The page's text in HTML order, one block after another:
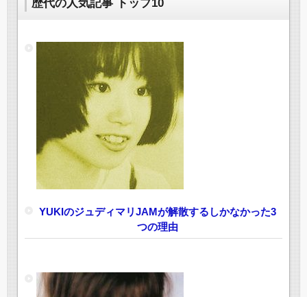
歴代の人気記事 トップ10
YUKIのジュディマリJAMが解散するしかなかった3
つの理由